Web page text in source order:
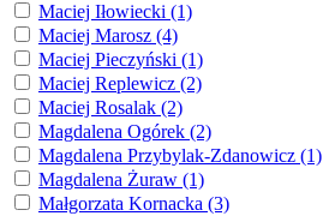
Maciej Iłowiecki (1)
Maciej Marosz (4)
Maciej Pieczyński (1)
Maciej Replewicz (2)
Maciej Rosalak (2)
Magdalena Ogórek (2)
Magdalena Przybylak-Zdanowicz (1)
Magdalena Żuraw (1)
Małgorzata Kornacka (3)